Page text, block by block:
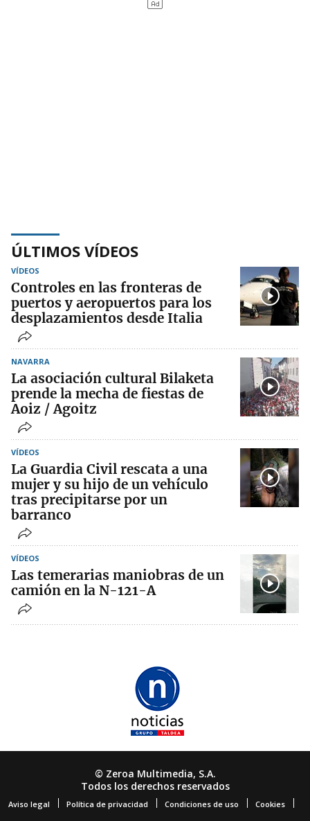
ÚLTIMOS VÍDEOS
VÍDEOS
Controles en las fronteras de
puertos y aeropuertos para los
desplazamientos desde Italia
NAVARRA
La asociación cultural Bilaketa
prende la mecha de fiestas de
Aoiz / Agoitz
VÍDEOS
La Guardia Civil rescata a una
mujer y su hijo de un vehículo
tras precipitarse por un
barranco
VÍDEOS
Las temerarias maniobras de un
camión en la N-121-A
© Zeroa Multimedia, S.A.
Todos los derechos reservados
Aviso legal Política de privacidad Condiciones de uso Cookies